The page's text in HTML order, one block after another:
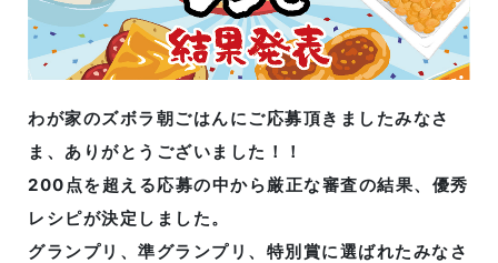
わが家のズボラ朝ごはんにご応募頂きましたみなさ
ま、 ありがとうございました！！
200点を超える応募の中から厳正な審査の結果、優秀
レシピが決定しました。
グランプリ、準グランプリ、特別賞に選ばれたみなさ